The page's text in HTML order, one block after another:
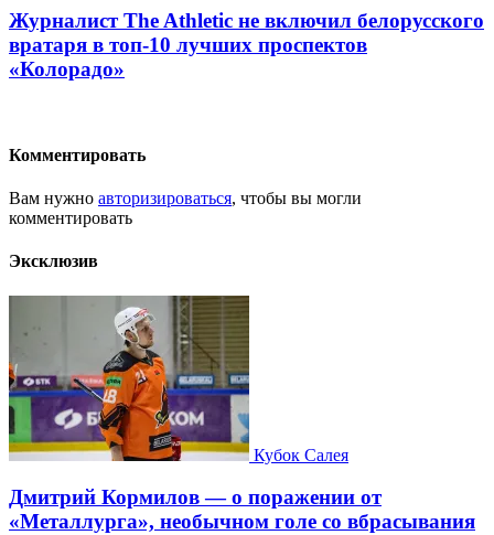
Журналист The Athletic не включил белорусского
вратаря в топ-10 лучших проспектов
«Колорадо»
Комментировать
Вам нужно авторизироваться, чтобы вы могли
комментировать
Эксклюзив
Кубок Салея
Дмитрий Кормилов — о поражении от
«Металлурга», необычном голе со вбрасывания